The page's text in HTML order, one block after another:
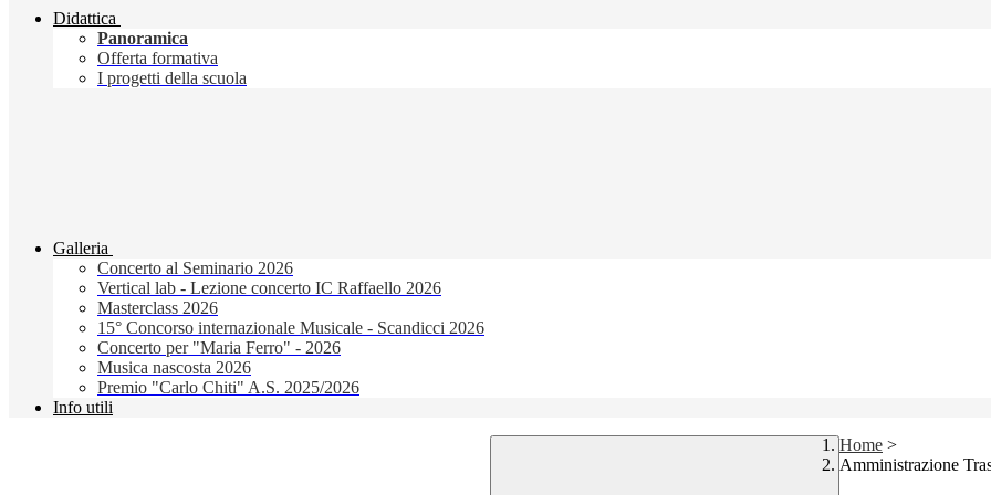
Didattica
Panoramica
Offerta formativa
I progetti della scuola
Galleria
Concerto al Seminario 2026
Vertical lab - Lezione concerto IC Raffaello 2026
Masterclass 2026
15° Concorso internazionale Musicale - Scandicci 2026
Concerto per "Maria Ferro" - 2026
Musica nascosta 2026
Premio "Carlo Chiti" A.S. 2025/2026
Info utili
Home >
Amministrazione